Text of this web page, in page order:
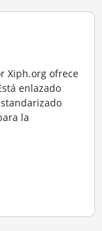
Xiph.org ofrece
enlazado
la